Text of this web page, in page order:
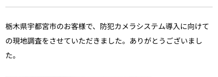
栃木県宇都宮市のお客様で、防犯カメラシステム導入に向けて
の現地調査をさせていただきました。ありがとうございまし
た。